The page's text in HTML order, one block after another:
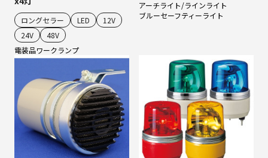
ロングセラー LED
12V
24V
48V
電装品ワークランプ
アーチライト/ラインライト
ブルーセーフティーライト